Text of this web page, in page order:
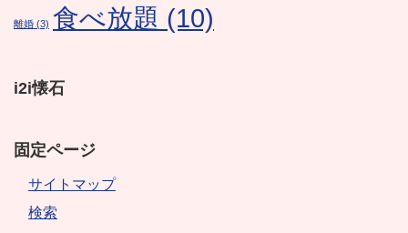
離婚 (3) 食べ放題 (10)
i2i懐石
固定ページ
サイトマップ
検索